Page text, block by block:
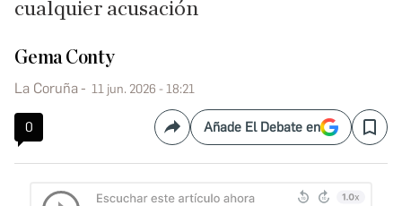
cualquier acusación
Gema Conty
La Coruña 11 jun. 2026 - 18:21
0 CompartirAñade El Debate en Save